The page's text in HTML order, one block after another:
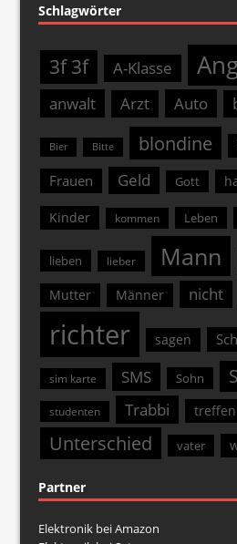
Schlagwörter
3f 3f A-Klasse
anwalt Arzt Auto
Bier Bitte blondine
Frauen Geld Gott
Kinder kommen Leben
lieben lieber Mann
Mutter Männer nicht
richter sagen
sim karte SMS Sohn
studenten Trabbi treffen
Unterschied vater
Partner
Elektronik bei Amazon